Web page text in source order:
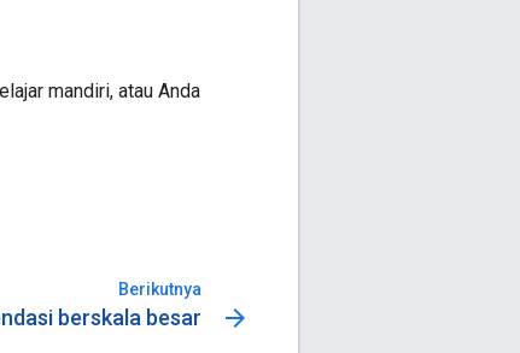
mandiri, atau Anda
Berikutnya
berskala besar arrow_forward